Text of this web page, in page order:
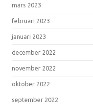
mars 2023
februari 2023
januari 2023
december 2022
november 2022
oktober 2022
september 2022